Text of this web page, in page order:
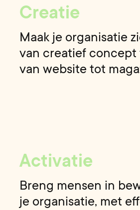
Creatie
Maak je organisatie
van creatief concept
van website tot
Activatie
Breng mensen in
je organisatie, met